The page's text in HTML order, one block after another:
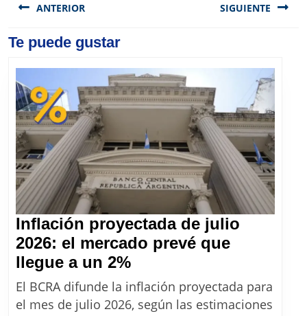
de
ANTERIOR
Previous
SIGUIENTE
Te puede gustar
Inflación proyectada de julio
2026: el mercado prevé que
llegue a un 2%Inflación
proyectada
de
El BCRA difunde la inflación proyectada para
el mes de julio 2026, según las estimaciones